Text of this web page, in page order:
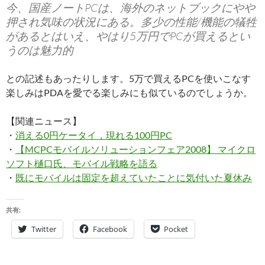
今、国産ノートPCは、海外のネットブックにやや
押され気味の状況にある。多少の性能/機能の犠牲
があるとはいえ、やはり5万円でPCが買えるとい
うのは魅力的
との記述もあったりします。5万で買えるPCを使いこなす
楽しみはPDAを愛でる楽しみにも似ているのでしょうか。
【関連ニュース】
・ 消える0円ケータイ，現れる100円PC
・
【MCPCモバイルソリューションフェア2008】 マイクロ
ソフト樋口氏、モバイル戦略を語る
・ 既にモバイルは固定を超えていたことに気付いた夏休み
共有:
Twitter Facebook Pocket